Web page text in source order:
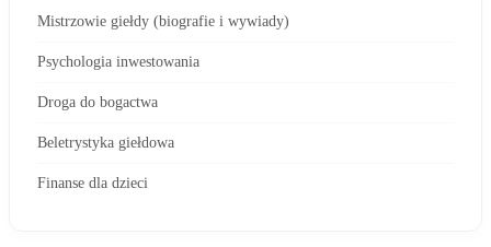
Mistrzowie giełdy (biografie i wywiady)
Psychologia inwestowania
Droga do bogactwa
Beletrystyka giełdowa
Finanse dla dzieci